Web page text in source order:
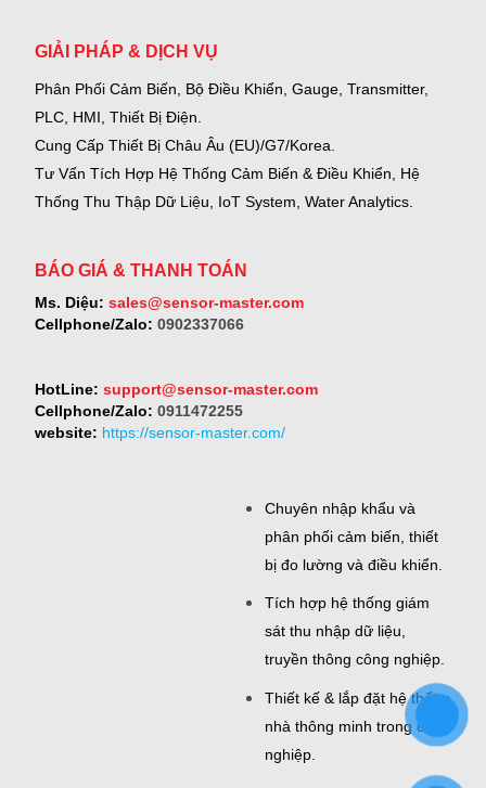
GIẢI PHÁP & DỊCH VỤ
Phân Phối Cảm Biến, Bộ Điều Khiển, Gauge, Transmitter,
PLC, HMI, Thiết Bị Điện.
Cung Cấp Thiết Bị Châu Âu (EU)/G7/Korea.
Tư Vấn Tích Hợp Hệ Thống Cảm Biến & Điều Khiển, Hệ
Thống Thu Thập Dữ Liệu, IoT System, Water Analytics.
BÁO GIÁ & THANH TOÁN
Ms. Diệu: sales@sensor-master.com
Cellphone/Zalo: 0902337066
HotLine: support@sensor-master.com
Cellphone/Zalo: 0911472255
website: https://sensor-master.com/
Chuyên nhập khẩu và
phân phối cảm biến, thiết
bị đo lường và điều khiển.
Tích hợp hệ thống giám
sát thu nhập dữ liệu,
truyền thông công nghiệp.
Thiết kế & lắp đặt hệ thống
nhà thông minh trong công
nghiệp.